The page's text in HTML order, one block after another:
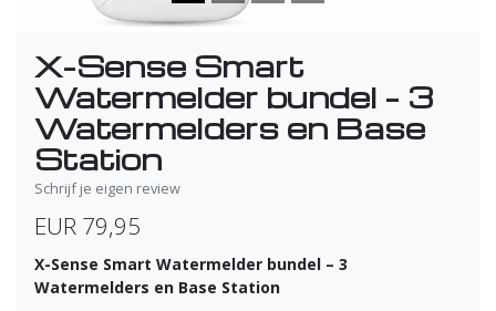
X-Sense Smart
Watermelder bundel – 3
Watermelders en Base
Station
Schrijf je eigen review
EUR 79,95
X-Sense Smart Watermelder bundel – 3
Watermelders en Base Station